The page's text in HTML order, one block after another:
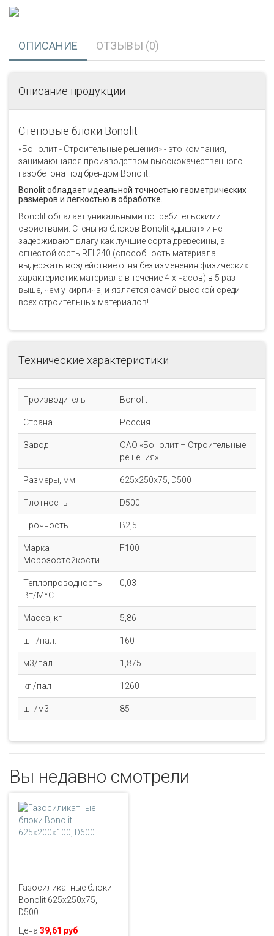
ОПИСАНИЕ ОТЗЫВЫ (0)
Описание продукции
Стеновые блоки Bonolit
«Бонолит - Строительные решения» - это компания,
занимающаяся производством высококачественного
газобетона под брендом Bonolit.
Bonolit обладает идеальной точностью геометрических
размеров и легкостью в обработке.
Bonolit обладает уникальными потребительскими
свойствами. Стены из блоков Bonolit «дышат» и не
задерживают влагу как лучшие сорта древесины, а
огнестойкость REI 240 (способность материала
выдержать воздействие огня без изменения физических
характеристик материала в течение 4-х часов) в 5 раз
выше, чем у кирпича, и является самой высокой среди
всех строительных материалов!
Технические характеристики
Производитель Bonolit
Страна Россия
Завод
ОАО «Бонолит – Строительные
решения»
Размеры, мм 625x250x75, D500
Плотность D500
Прочность B2,5
Марка
Морозостойкости
F100
Теплопроводность
Вт/М*С
0,03
Масса, кг 5,86
шт./пал. 160
м3/пал. 1,875
кг./пал 1260
шт/м3 85
Вы недавно смотрели
Газосиликатные блоки
Bonolit 625x250x75,
D500
Цена 39,61 руб